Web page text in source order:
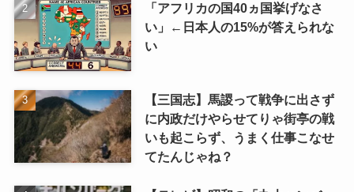
「アフリカの国40ヵ国挙げなさ
い」←日本人の15%が答えられな
い
【三国志】馬謖って戦争に出さず
に内政だけやらせてりゃ街亭の戦
いも起こらず、うまく仕事こなせ
てたんじゃね？